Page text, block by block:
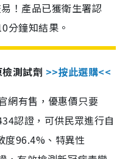
！產品已獲衛生署認
分鐘知結果。
測試劑 >>按此選購<<
網有售，優惠價只要
認證，可供民眾進行自
度96.4%、特異性